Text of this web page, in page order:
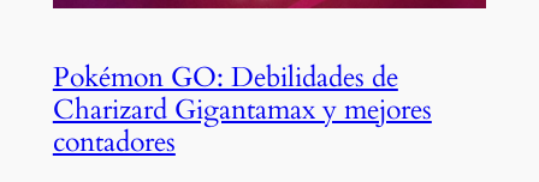
Pokémon GO: Debilidades de
Charizard Gigantamax y mejores
contadores